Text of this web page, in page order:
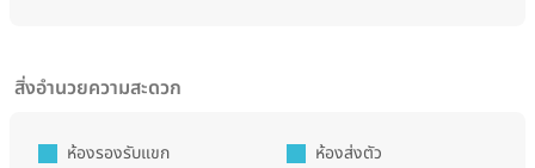
สิ่งอำนวยความสะดวก
ห้องรองรับแขก ห้องส่งตัว